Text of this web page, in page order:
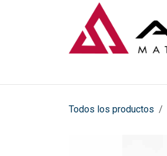
Todos los productos